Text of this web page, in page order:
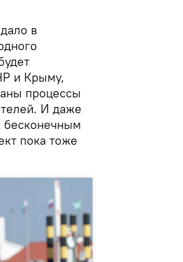
в
и Крыму,
процессы
И даже
бесконечным
пока тоже